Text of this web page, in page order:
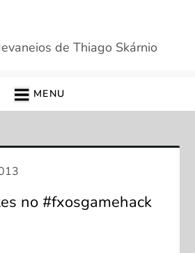
de Thiago Skárnio
MENU
no #fxosgamehack